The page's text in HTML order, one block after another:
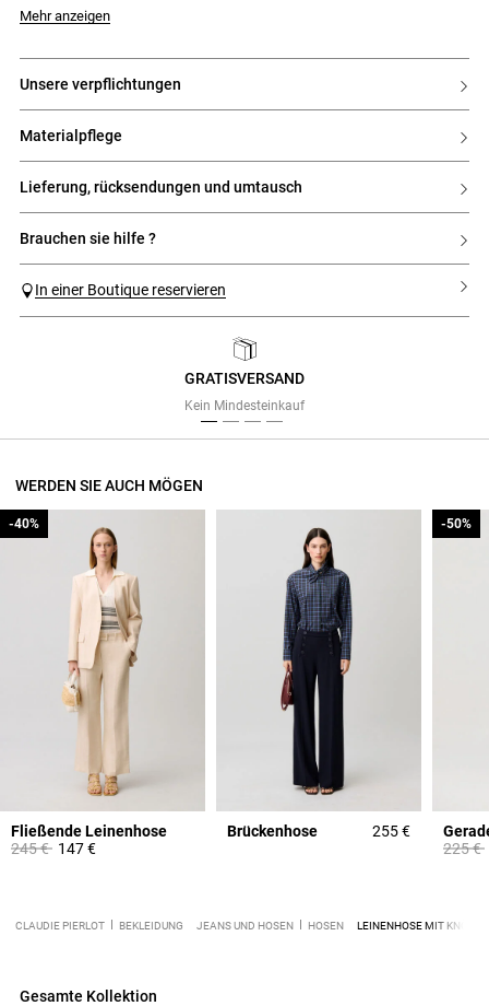
Mehr anzeigen
unsere verpflichtungen
materialpflege
lieferung, rücksendungen und umtausch
brauchen sie hilfe ?
In einer Boutique reservieren
GRATISVERSAND
Kein Mindesteinkauf
WERDEN SIE AUCH MÖGEN
Fließende Leinenhose
Price reduced from
245 €to
-40%
147 €
-40%
Brückenhose 255 €
Price
225 €
-50%
-50%
CLAUDIE PIERLOT BEKLEIDUNG JEANS UND HOSEN HOSEN LEINENHOSE MIT
Gesamte Kollektion